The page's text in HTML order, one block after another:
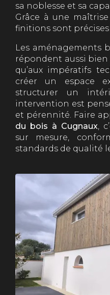
sa noblesse et sa
Grâce à une
finitions sont
Les aménagements
répondent aussi bien
qu’aux impératifs
créer un espace
structurer un
intervention est
et pérennité. Faire
du bois à Cugnaux,
sur mesure,
standards de qualité